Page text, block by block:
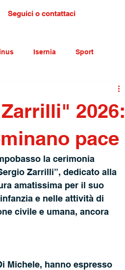
Seguici o contattaci
Isernia Sport
2026:
pace
la cerimonia
Zarrilli”, dedicato alla
amatissima per il suo
e nelle attività di
civile e umana, ancora
Michele, hanno espresso